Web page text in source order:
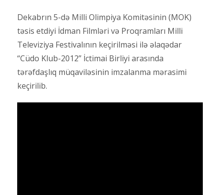
Dekabrın 5-də Milli Olimpiya Komitəsinin (MOK)
təsis etdiyi İdman Filmləri və Proqramları Milli
Televiziya Festivalının keçirilməsi ilə əlaqədar
“Cüdo Klub-2012” İctimai Birliyi arasında
tərəfdaşlıq müqaviləsinin imzalanma mərasimi
keçirilib.